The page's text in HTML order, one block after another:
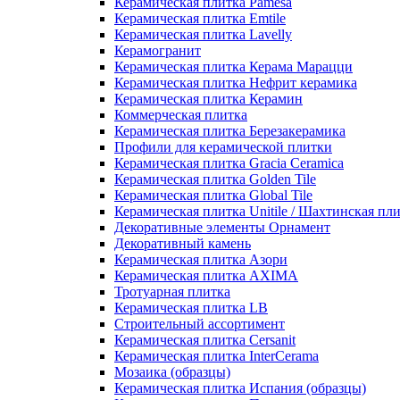
Керамическая плитка Emtile
Керамическая плитка Lavelly
Керамогранит
Керамическая плитка Керама Марацци
Керамическая плитка Нефрит керамика
Керамическая плитка Керамин
Коммерческая плитка
Керамическая плитка Березакерамика
Профили для керамической плитки
Керамическая плитка Gracia Ceramica
Керамическая плитка Golden Tile
Керамическая плитка Global Tile
Керамическая плитка Unitile / Шахтинская
Декоративные элементы Орнамент
Декоративный камень
Керамическая плитка Азори
Керамическая плитка AXIMA
Тротуарная плитка
Керамическая плитка LB
Строительный ассортимент
Керамическая плитка Cersanit
Керамическая плитка InterCerama
Мозаика (образцы)
Керамическая плитка Испания (образцы)